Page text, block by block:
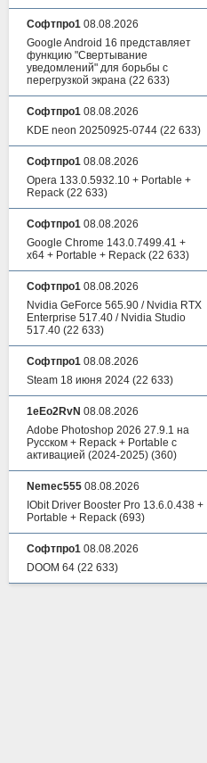
Софтпро1 08.08.2026
Google Android 16 представляет
функцию "Свертывание
уведомлений" для борьбы с
перегрузкой экрана (22 633)
Софтпро1 08.08.2026
KDE neon 20250925-0744 (22 633)
Софтпро1 08.08.2026
Opera 133.0.5932.10 + Portable +
Repack (22 633)
Софтпро1 08.08.2026
Google Chrome 143.0.7499.41 +
x64 + Portable + Repack (22 633)
Софтпро1 08.08.2026
Nvidia GeForce 565.90 / Nvidia RTX
Enterprise 517.40 / Nvidia Studio
517.40 (22 633)
Софтпро1 08.08.2026
Steam 18 июня 2024 (22 633)
1eEo2RvN 08.08.2026
Adobe Photoshop 2026 27.9.1 на
Русском + Repack + Portable с
активацией (2024-2025) (360)
Nemec555 08.08.2026
IObit Driver Booster Pro 13.6.0.438 +
Portable + Repack (693)
Софтпро1 08.08.2026
DOOM 64 (22 633)